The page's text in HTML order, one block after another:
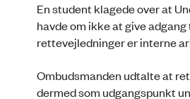
En student klagede over at
havde om ikke at give
rettevejledninger er interne
Ombudsmanden udtalte at
dermed som udgangspunkt